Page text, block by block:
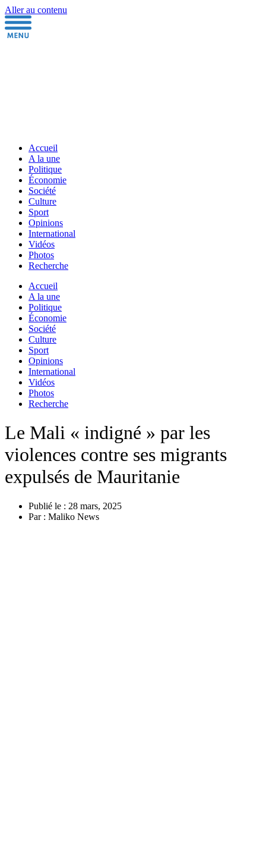
Aller au contenu
Accueil
A la une
Politique
Économie
Société
Culture
Sport
Opinions
International
Vidéos
Photos
Recherche
Accueil
A la une
Politique
Économie
Société
Culture
Sport
Opinions
International
Vidéos
Photos
Recherche
Le Mali « indigné » par les
violences contre ses migrants
expulsés de Mauritanie
Publié le : 28 mars, 2025
Par : Maliko News